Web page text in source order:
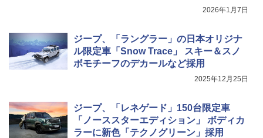
2026年1月7日
ジープ、「ラングラー」の日本オリジナ
ル限定車「Snow Trace」 スキー＆スノ
ボモチーフのデカールなど採用
2025年12月25日
ジープ、「レネゲード」150台限定車
「ノーススターエディション」 ボディカ
ラーに新色「テクノグリーン」採用